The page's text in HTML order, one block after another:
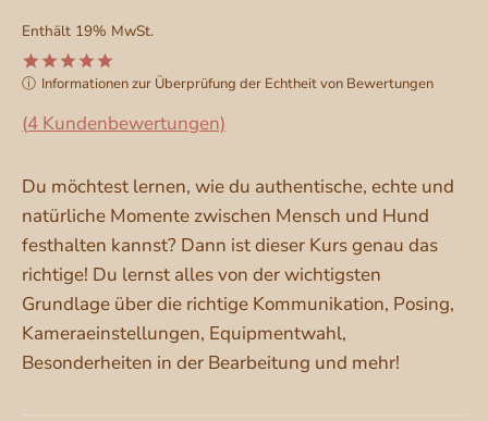
Enthält 19% MwSt.
Bewertet
von 5,
4
Kundenbewertungen
ⓘ Informationen zur Überprüfung der Echtheit von Bewertungen
(4 Kundenbewertungen)
Du möchtest lernen, wie du authentische, echte und
natürliche Momente zwischen Mensch und Hund
festhalten kannst? Dann ist dieser Kurs genau das
richtige! Du lernst alles von der wichtigsten
Grundlage über die richtige Kommunikation, Posing,
Kameraeinstellungen, Equipmentwahl,
Besonderheiten in der Bearbeitung und mehr!